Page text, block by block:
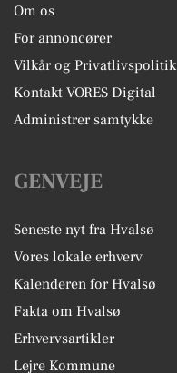
Om os
For annoncører
Vilkår og Privatlivspolitik
Kontakt VORES Digital
Administrer samtykke
GENVEJE
Seneste nyt fra Hvalsø
Vores lokale erhverv
Kalenderen for Hvalsø
Fakta om Hvalsø
Erhvervsartikler
Lejre Kommune